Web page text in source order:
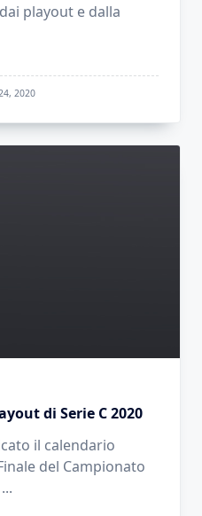
playout e dalla
2020
di Serie C 2020
il calendario
del Campionato
...